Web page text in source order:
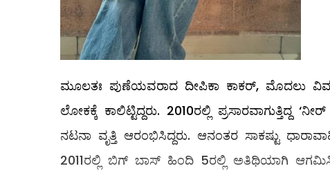
ಮೂಲತಃ ಪುಣೆಯವರಾದ ದೀಪಿಕಾ ಕಾಕರ್, ಮೊದಲು
ಲೋಕಕ್ಕೆ ಕಾಲಿಟ್ಟಿದ್ದರು. 2010ರಲ್ಲಿ
ನಟನಾ ವೃತ್ತಿ ಆರಂಭಿಸಿದ್ದರು. ಆನಂತರ ಸಾಕಷ್ಟು
2011ರಲ್ಲಿ ಬಿಗ್ ಬಾಸ್ ಹಿಂದಿ 5ರಲ್ಲಿ ಅತಿಥಿಯಾಗಿ